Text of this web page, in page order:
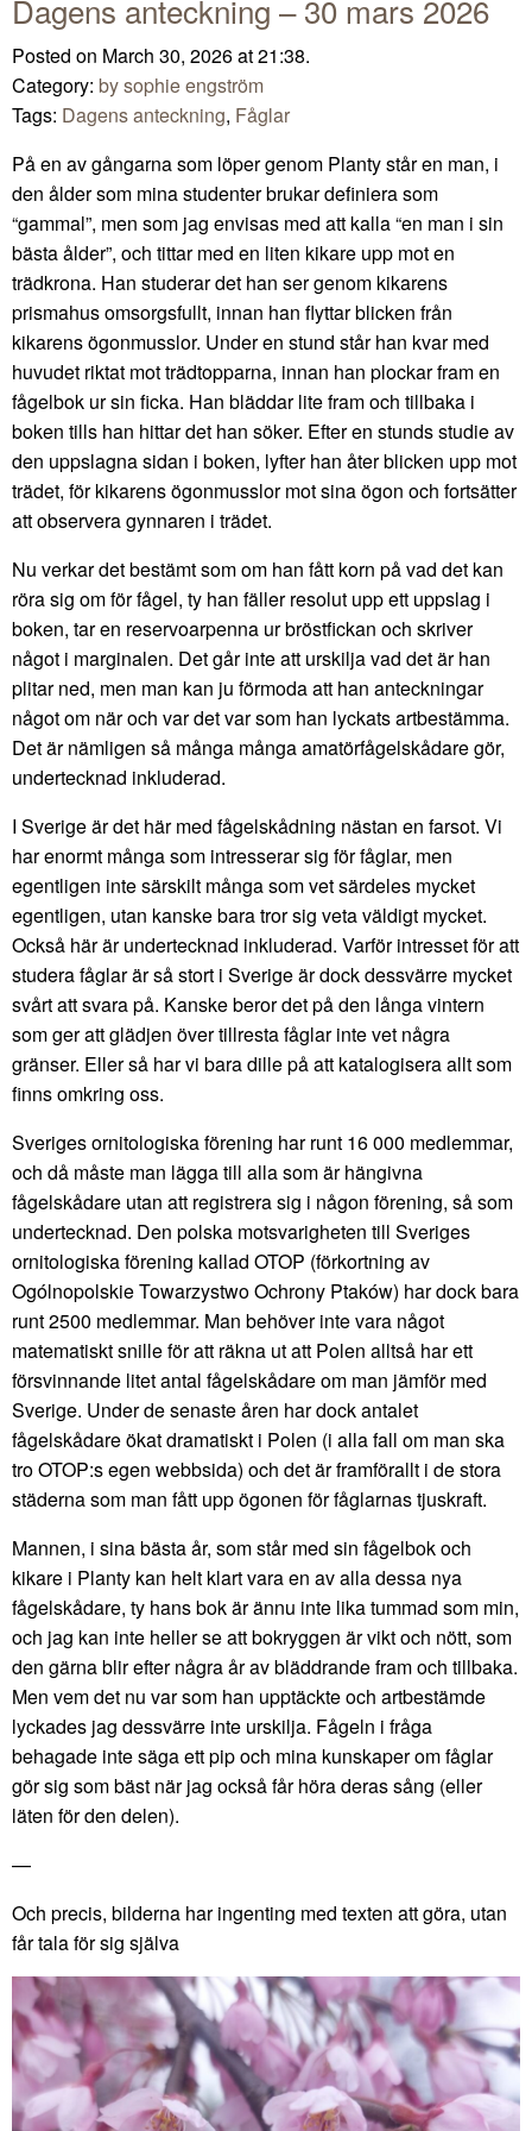
Dagens anteckning – 30 mars 2026
Posted on March 30, 2026 at 21:38.
Category: by sophie engström
Tags: Dagens anteckning, Fåglar
På en av gångarna som löper genom Planty står en man, i
den ålder som mina studenter brukar definiera som
“gammal”, men som jag envisas med att kalla “en man i sin
bästa ålder”, och tittar med en liten kikare upp mot en
trädkrona. Han studerar det han ser genom kikarens
prismahus omsorgsfullt, innan han flyttar blicken från
kikarens ögonmusslor. Under en stund står han kvar med
huvudet riktat mot trädtopparna, innan han plockar fram en
fågelbok ur sin ficka. Han bläddar lite fram och tillbaka i
boken tills han hittar det han söker. Efter en stunds studie av
den uppslagna sidan i boken, lyfter han åter blicken upp mot
trädet, för kikarens ögonmusslor mot sina ögon och fortsätter
att observera gynnaren i trädet.
Nu verkar det bestämt som om han fått korn på vad det kan
röra sig om för fågel, ty han fäller resolut upp ett uppslag i
boken, tar en reservoarpenna ur bröstfickan och skriver
något i marginalen. Det går inte att urskilja vad det är han
plitar ned, men man kan ju förmoda att han anteckningar
något om när och var det var som han lyckats artbestämma.
Det är nämligen så många många amatörfågelskådare gör,
undertecknad inkluderad.
I Sverige är det här med fågelskådning nästan en farsot. Vi
har enormt många som intresserar sig för fåglar, men
egentligen inte särskilt många som vet särdeles mycket
egentligen, utan kanske bara tror sig veta väldigt mycket.
Också här är undertecknad inkluderad. Varför intresset för att
studera fåglar är så stort i Sverige är dock dessvärre mycket
svårt att svara på. Kanske beror det på den långa vintern
som ger att glädjen över tillresta fåglar inte vet några
gränser. Eller så har vi bara dille på att katalogisera allt som
finns omkring oss.
Sveriges ornitologiska förening har runt 16 000 medlemmar,
och då måste man lägga till alla som är hängivna
fågelskådare utan att registrera sig i någon förening, så som
undertecknad. Den polska motsvarigheten till Sveriges
ornitologiska förening kallad OTOP (förkortning av
Ogólnopolskie Towarzystwo Ochrony Ptaków) har dock bara
runt 2500 medlemmar. Man behöver inte vara något
matematiskt snille för att räkna ut att Polen alltså har ett
försvinnande litet antal fågelskådare om man jämför med
Sverige. Under de senaste åren har dock antalet
fågelskådare ökat dramatiskt i Polen (i alla fall om man ska
tro OTOP:s egen webbsida) och det är framförallt i de stora
städerna som man fått upp ögonen för fåglarnas tjuskraft.
Mannen, i sina bästa år, som står med sin fågelbok och
kikare i Planty kan helt klart vara en av alla dessa nya
fågelskådare, ty hans bok är ännu inte lika tummad som min,
och jag kan inte heller se att bokryggen är vikt och nött, som
den gärna blir efter några år av bläddrande fram och tillbaka.
Men vem det nu var som han upptäckte och artbestämde
lyckades jag dessvärre inte urskilja. Fågeln i fråga
behagade inte säga ett pip och mina kunskaper om fåglar
gör sig som bäst när jag också får höra deras sång (eller
läten för den delen).
—
Och precis, bilderna har ingenting med texten att göra, utan
får tala för sig själva